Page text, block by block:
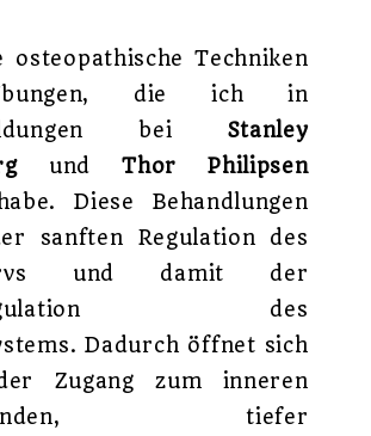
osteopathische Techniken
die ich in
bei Stanley
undThor Philipsen
Diese Behandlungen
sanften Regulation des
und damit der
des
Dadurch öffnet sich
Zugang zum inneren
tiefer